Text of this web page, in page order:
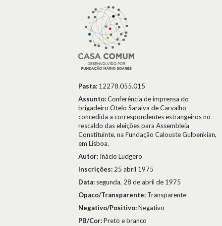
Pasta: 12278.055.015
Assunto:Conferência de imprensa do
brigadeiro Otelo Saraiva de Carvalho
concedida a correspondentes estrangeiros no
rescaldo das eleições para Assembleia
Constituinte, na Fundação Calouste Gulbenkian,
em Lisboa.
Autor: Inácio Ludgero
Inscrições: 25 abril 1975
Data: segunda, 28 de abril de 1975
Opaco/Transparente: Transparente
Negativo/Positivo:Negativo
PB/Cor:Preto e branco